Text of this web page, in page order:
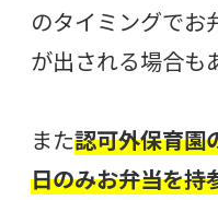
のタイミングでお
が出される場合も
また認可外保育園
日のみお弁当を持